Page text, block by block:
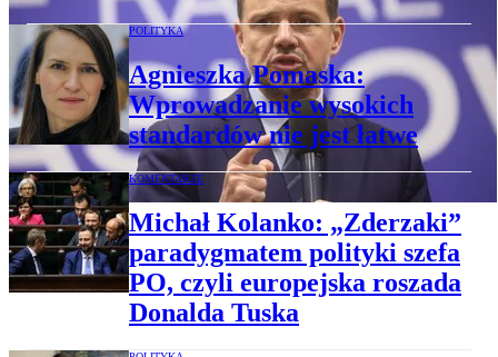
POLITYKA
Agnieszka Pomaska:
Wprowadzanie wysokich
standardów nie jest łatwe
KOMENTARZE
Michał Kolanko: „Zderzaki”
paradygmatem polityki szefa
PO, czyli europejska roszada
Donalda Tuska